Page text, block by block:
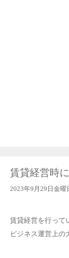
賃貸経営時
2023年9月29日金曜
賃貸経営を行って
ビジネス運営上の